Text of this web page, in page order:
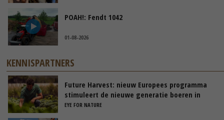
POAH!: Fendt 1042
01-08-2026
KENNISPARTNERS
Future Harvest: nieuw Europees programma
stimuleert de nieuwe generatie boeren in
Nederland
EYE FOR NATURE